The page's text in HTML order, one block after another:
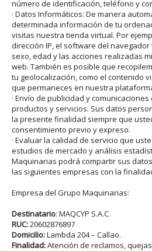
número de identificación, teléfono y
· Datos Informáticos: De manera
determinada información de tu
visitas nuestra tienda virtual. Por
dirección IP, el software del
sexo, edad y las acciones realizadas
web. También es posible que
tu geolocalización, como el contenido
que permaneces en nuestra
· Envío de publicidad y
productos y servicios: Sus datos
la presente finalidad siempre que
consentimiento previo y expreso.
· Evaluar la calidad de servicio que
estudios de mercado y análisis
Maquinarias podrá compartir sus
las siguientes empresas con la
Empresa del Grupo Maquinarias:
Destinatario: MAQCYP S.A.C.
RUC:20602876897
Domicilio:Lambda 204 – Callao.
Finalidad:Atención de reclamos,